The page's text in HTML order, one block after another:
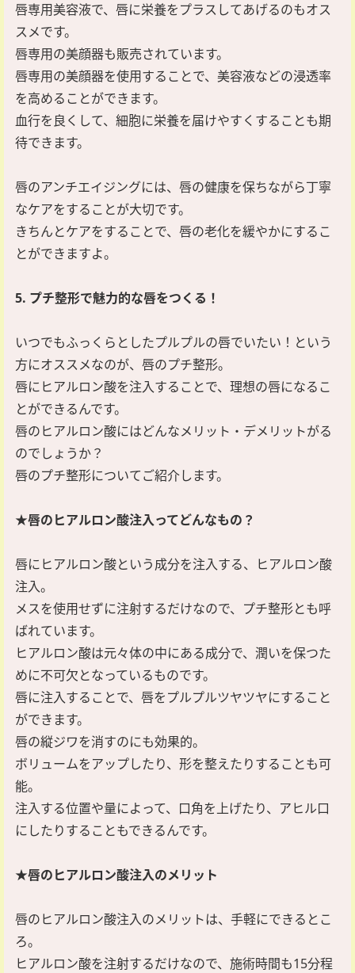
唇専用美容液で、唇に栄養をプラスしてあげるのもオス
スメです。
唇専用の美顔器も販売されています。
唇専用の美顔器を使用することで、美容液などの浸透率
を高めることができます。
血行を良くして、細胞に栄養を届けやすくすることも期
待できます。
唇のアンチエイジングには、唇の健康を保ちながら丁寧
なケアをすることが大切です。
きちんとケアをすることで、唇の老化を緩やかにするこ
とができますよ。
5. プチ整形で魅力的な唇をつくる！
いつでもふっくらとしたプルプルの唇でいたい！という
方にオススメなのが、唇のプチ整形。
唇にヒアルロン酸を注入することで、理想の唇になるこ
とができるんです。
唇のヒアルロン酸にはどんなメリット・デメリットがる
のでしょうか？
唇のプチ整形についてご紹介します。
★唇のヒアルロン酸注入ってどんなもの？
唇にヒアルロン酸という成分を注入する、ヒアルロン酸
注入。
メスを使用せずに注射するだけなので、プチ整形とも呼
ばれています。
ヒアルロン酸は元々体の中にある成分で、潤いを保つた
めに不可欠となっているものです。
唇に注入することで、唇をプルプルツヤツヤにすること
ができます。
唇の縦ジワを消すのにも効果的。
ボリュームをアップしたり、形を整えたりすることも可
能。
注入する位置や量によって、口角を上げたり、アヒル口
にしたりすることもできるんです。
★唇のヒアルロン酸注入のメリット
唇のヒアルロン酸注入のメリットは、手軽にできるとこ
ろ。
ヒアルロン酸を注射するだけなので、施術時間も15分程